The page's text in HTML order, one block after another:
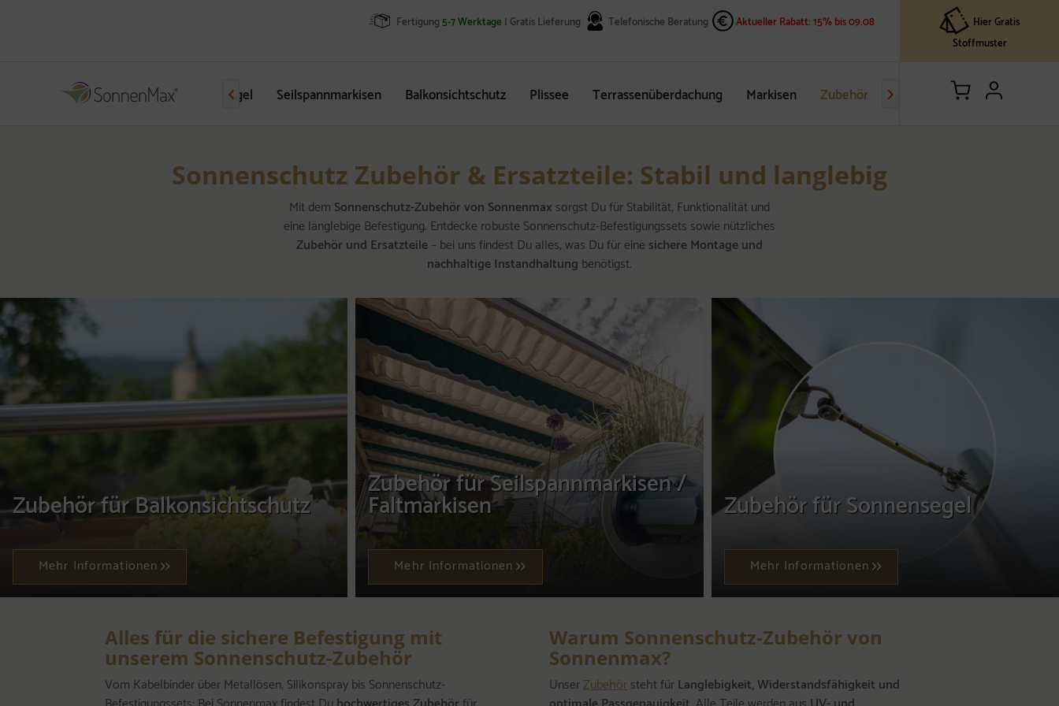
Fertigung5-7 Werktage | Gratis Lieferung Telefonische Beratung Aktueller Rabatt: 15% bis 09.08
Hier Gratis
Stoffmuster
Sonnensegel Seilspannmarkisen Balkonsichtschutz Plissee Terrassenüberdachung Markisen Zubehör Ratgeber
 
Sonnenschutz Zubehör & Ersatzteile: Stabil und langlebig
Mit dem Sonnenschutz-Zubehör von Sonnenmax sorgst Du für Stabilität, Funktionalität und
eine langlebige Befestigung. Entdecke robuste Sonnenschutz-Befestigungssets sowie nützliches
Zubehör und Ersatzteile– bei uns findest Du alles, was Du für eine sichere Montage und
nachhaltige Instandhaltung benötigst.
Zubehör für Balkonsichtschutz
Mehr Informationen
Warum Sonnenschutz-Zubehör von
Sonnenmax?
UnserZubehörsteht fürLanglebigkeit, Widerstandsfähigkeit und
Zubehör für Seilspannmarkisen /
Faltmarkisen
Mehr Informationen
Zubehör für Sonnensegel
Mehr Informationen
Alles für die sichere Befestigung mit
unserem Sonnenschutz-Zubehör
Vom Kabelbinder über Metallösen, Silikonspray bis Sonnenschutz-